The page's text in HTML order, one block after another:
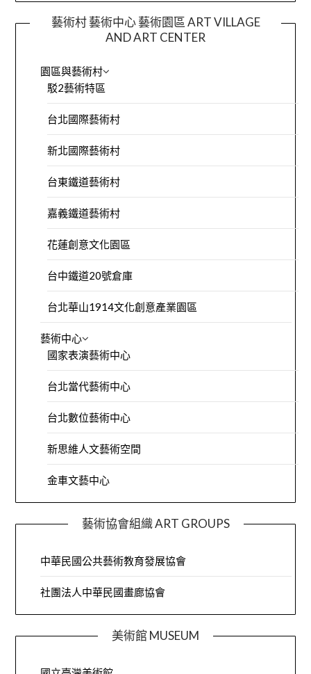
藝術村 藝術中心 藝術園區 ART VILLAGE
AND ART CENTER
園區與藝術村
駁2藝術特區
台北國際藝術村
新北國際藝術村
台東鐵道藝術村
嘉義鐵道藝術村
花蓮創意文化園區
台中鐵道20號倉庫
台北華山1914文化創意產業園區
藝術中心
國家表演藝術中心
台北當代藝術中心
台北數位藝術中心
新思維人文藝術空間
金車文藝中心
藝術協會組織 ART GROUPS
中華民國公共藝術教育發展協會
社團法人中華民國畫廊協會
美術館 MUSEUM